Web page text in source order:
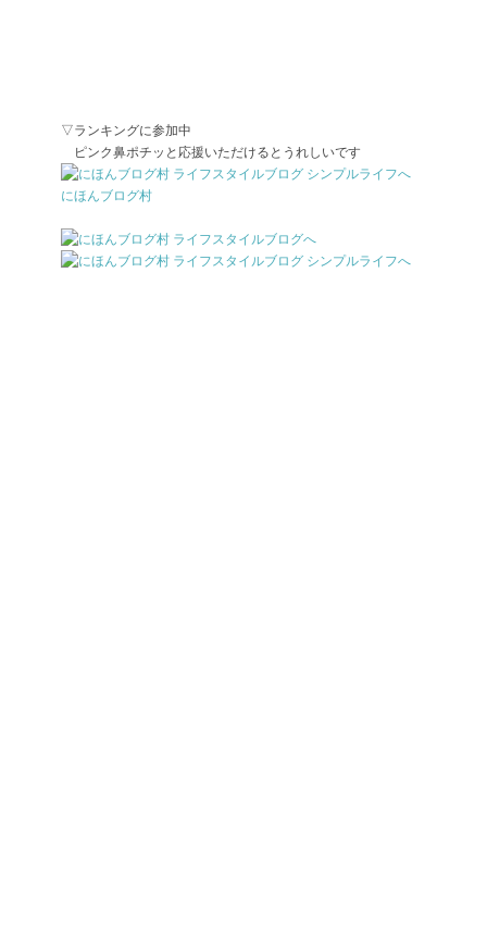
▽ランキングに参加中
ピンク鼻ポチッと応援いただけるとうれしいです
にほんブログ村